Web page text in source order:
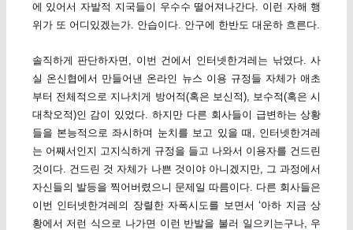
에 있어서 자발적 지국들이 우수수 떨어져나간다. 이런 자해 행
위가 또 어디있겠는가. 안습이다. 안구에 한반도 대운하 흐른다.
솔직하게 판단하자면, 이번 건에서 인터넷한겨레는 낚였다. 사
실 온신협에서 만들어낸 온라인 뉴스 이용 규정들 자체가 애초
부터 전체적으로 지나치게 방어적(혹은 보신적), 보수적(혹은 시
대착오적)인 감이 있었다. 하지만 다른 회사들이 급변하는 상황
들을 본능적으로 좌시하며 눈치를 보고 있을 때, 인터넷한겨레
는 어째서인지 고지식하게 규정을 들고 나와서 이용자를 건드린
것이다. 건드린 것 자체가 나쁜 것이야 아니겠지만, 그 과정에서
자신들의 발등을 찍어버렸으니 문제일 따름이다. 다른 회사들은
이번 인터넷한겨레의 장렬한 자폭시도를 보면서 ‘아하 지금 상
황에서 저런 식으로 나가면 이런 반발을 불러 일으키는구나, 우